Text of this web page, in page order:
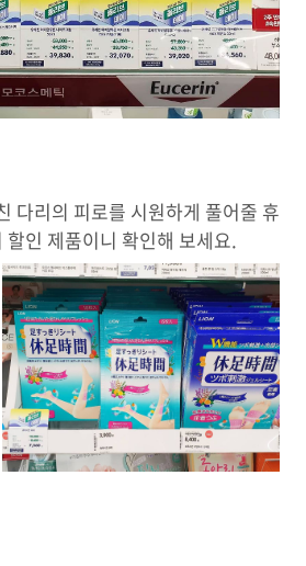
다리의 피로를 시원하게 풀어줄 휴
인 제품이니 확인해 보세요.